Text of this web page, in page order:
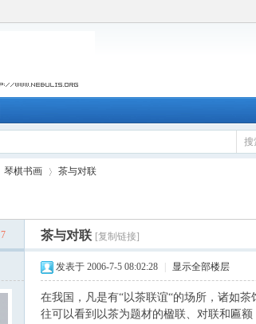
搜
琴棋书画
›
茶与对联
7 茶与对联 [复制链接]
发表于 2006-7-5 08:02:28 显示全部楼层
在我国，凡是有“以茶联谊“的场所，诸如
往可以看到以茶为题材的楹联、对联和匾